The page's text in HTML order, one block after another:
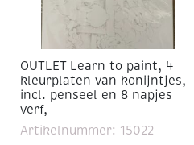
OUTLET Learn to paint, 4
kleurplaten van konijntjes,
incl. penseel en 8 napjes
verf,
Artikelnummer: 15022